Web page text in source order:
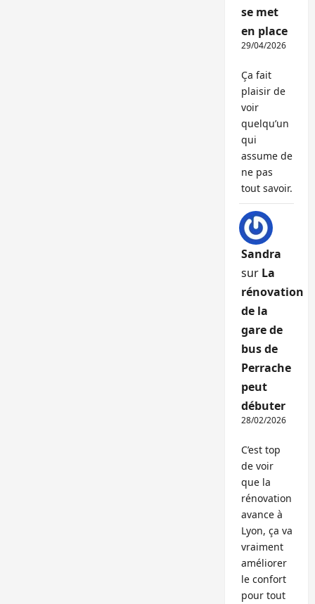
se met
en place
29/04/2026
Ça fait
plaisir de
voir
quelqu’un
qui
assume de
ne pas
tout savoir.
Sandra
sur La
rénovation
de la
gare de
bus de
Perrache
peut
débuter
28/02/2026
C’est top
de voir
que la
rénovation
avance à
Lyon, ça va
vraiment
améliorer
le confort
pour tout